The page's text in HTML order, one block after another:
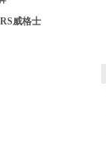
威格士